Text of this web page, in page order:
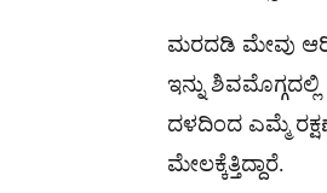
ಮರದಡಿ ಮೇವು
ಇನ್ನು
ದಳದಿಂದ ಎಮ್ಮೆ
ಮೇಲಕ್ಕೆತ್ತಿದ್ದಾರೆ.